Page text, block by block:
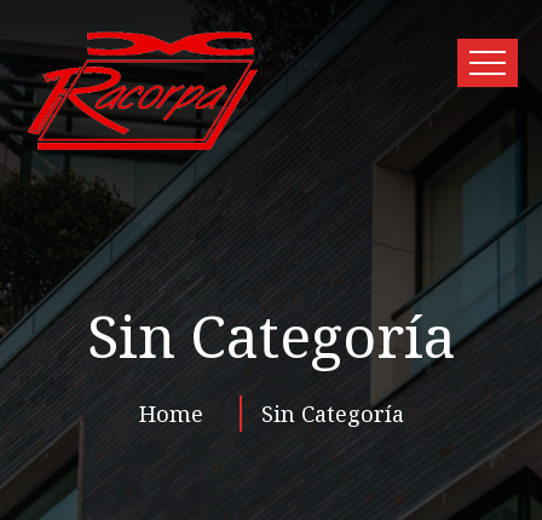
Sin Categoría
Home Sin Categoría